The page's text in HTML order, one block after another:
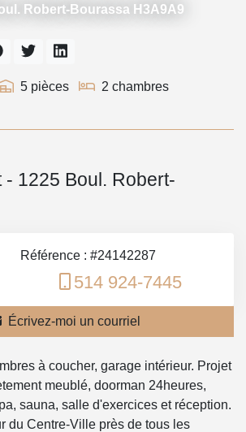
Robert-Bourassa H3A9A9
5 pièces
2 chambres
- 1225 Boul. Robert-
Référence : #24142287
514 924-7445
Écrivez-moi un courriel
à coucher, garage intérieur. Projet
meublé, doorman 24heures,
sauna, salle d'exercices et réception.
du Centre-Ville près de tous les